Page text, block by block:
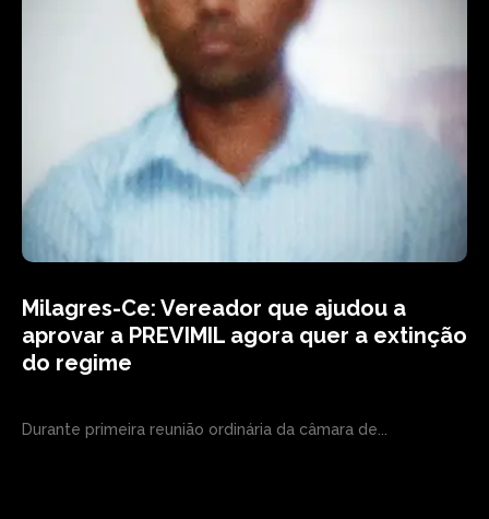
Milagres-Ce: Vereador que ajudou a
aprovar a PREVIMIL agora quer a extinção
do regime
Durante primeira reunião ordinária da câmara de...